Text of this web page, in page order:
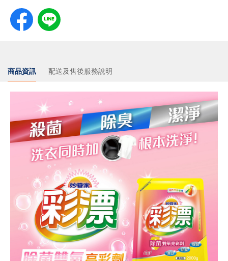
商品資訊 配送及售後服務說明